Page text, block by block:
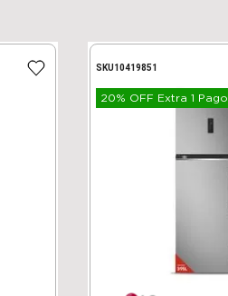
SKU10419851
20% OFF Extra 1 Pago